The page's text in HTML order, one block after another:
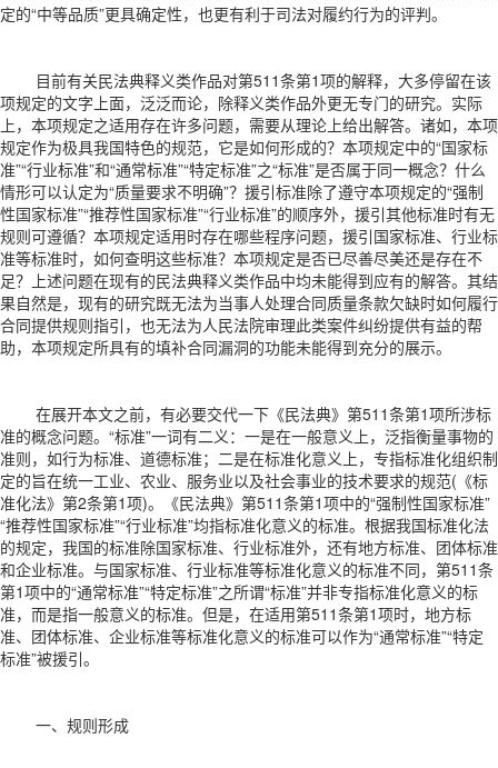
定的“中等品质”更具确定性，也更有利于司法对履约行为的评判。
目前有关民法典释义类作品对第511条第1项的解释，大多停留在该
项规定的文字上面，泛泛而论，除释义类作品外更无专门的研究。实际
上，本项规定之适用存在许多问题，需要从理论上给出解答。诸如，本项
规定作为极具我国特色的规范，它是如何形成的？本项规定中的“国家标
准”“行业标准”和“通常标准”“特定标准”之“标准”是否属于同一概念？什么
情形可以认定为“质量要求不明确”？援引标准除了遵守本项规定的“强制
性国家标准”“推荐性国家标准”“行业标准”的顺序外，援引其他标准时有无
规则可遵循？本项规定适用时存在哪些程序问题，援引国家标准、行业标
准等标准时，如何查明这些标准？本项规定是否已尽善尽美还是存在不
足？上述问题在现有的民法典释义类作品中均未能得到应有的解答。其结
果自然是，现有的研究既无法为当事人处理合同质量条款欠缺时如何履行
合同提供规则指引，也无法为人民法院审理此类案件纠纷提供有益的帮
助，本项规定所具有的填补合同漏洞的功能未能得到充分的展示。
在展开本文之前，有必要交代一下《民法典》第511条第1项所涉标
准的概念问题。“标准”一词有二义：一是在一般意义上，泛指衡量事物的
准则，如行为标准、道德标准；二是在标准化意义上，专指标准化组织制
定的旨在统一工业、农业、服务业以及社会事业的技术要求的规范(《标
准化法》第2条第1项)。《民法典》第511条第1项中的“强制性国家标准”
“推荐性国家标准”“行业标准”均指标准化意义的标准。根据我国标准化法
的规定，我国的标准除国家标准、行业标准外，还有地方标准、团体标准
和企业标准。与国家标准、行业标准等标准化意义的标准不同，第511条
第1项中的“通常标准”“特定标准”之所谓“标准”并非专指标准化意义的标
准，而是指一般意义的标准。但是，在适用第511条第1项时，地方标
准、团体标准、企业标准等标准化意义的标准可以作为“通常标准”“特定
标准”被援引。
一、规则形成